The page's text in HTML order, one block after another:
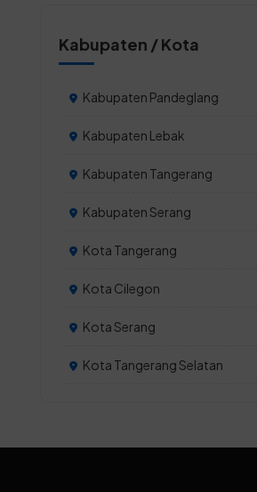
Kabupaten / Kota
Kabupaten Pandeglang
Kabupaten Lebak
Kabupaten Tangerang
Kabupaten Serang
Kota Tangerang
Kota Cilegon
Kota Serang
Kota Tangerang Selatan